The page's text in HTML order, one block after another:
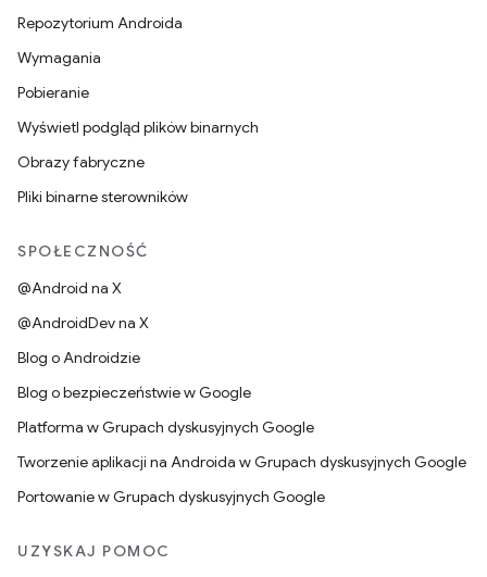
Repozytorium Androida
Wymagania
Pobieranie
Wyświetl podgląd plików binarnych
Obrazy fabryczne
Pliki binarne sterowników
SPOŁECZNOŚĆ
@Android na X
@AndroidDev na X
Blog o Androidzie
Blog o bezpieczeństwie w Google
Platforma w Grupach dyskusyjnych Google
Tworzenie aplikacji na Androida w Grupach dyskusyjnych Google
Portowanie w Grupach dyskusyjnych Google
UZYSKAJ POMOC